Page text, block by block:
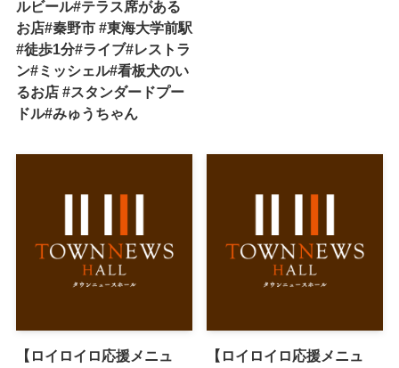
ルビール#テラス席がある
お店#秦野市 #東海大学前駅
#徒歩1分#ライブ#レストラ
ン#ミッシェル#看板犬のい
るお店 #スタンダードプー
ドル#みゅうちゃん
【ロイロイロ応援メニュ
【ロイロイロ応援メニュ